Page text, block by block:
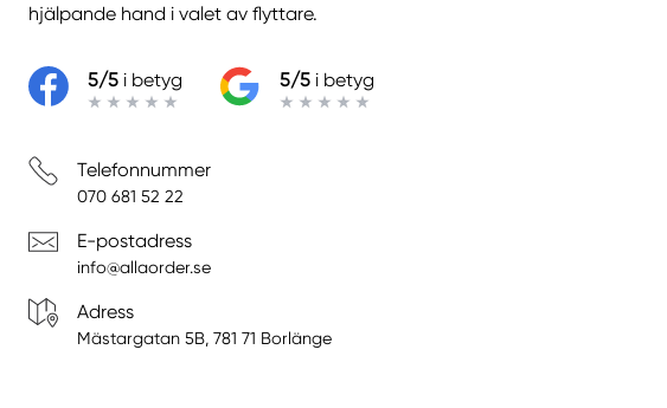
hjälpande hand i valet av flyttare.
5/5 i betyg 5/5 i betyg
Telefonnummer
070 681 52 22
E-postadress
info@allaorder.se
Adress
Mästargatan 5B, 781 71 Borlänge